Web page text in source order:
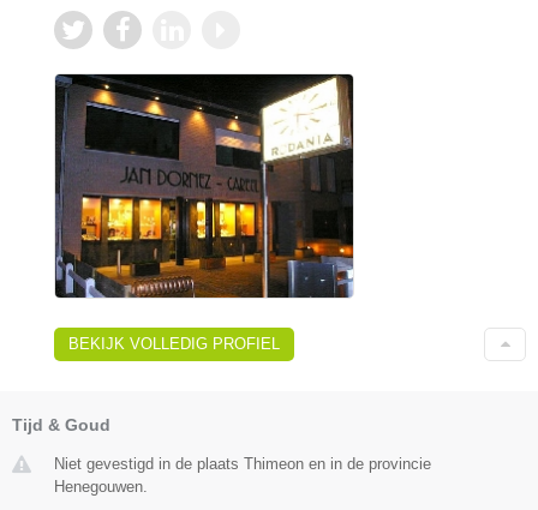
BEKIJK VOLLEDIG PROFIEL
Tijd & Goud
Niet gevestigd in de plaats Thimeon en in de provincie
Henegouwen.